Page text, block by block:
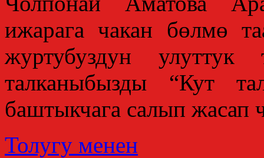
ижарага чакан бөлмө
журтубуздун
талканыбызды “Кут
баштыкчага салып жасап
Толугу менен